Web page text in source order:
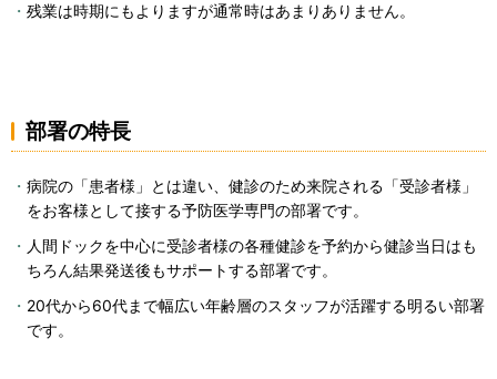
残業は時期にもよりますが通常時はあまりありません。
部署の特長
病院の「患者様」とは違い、健診のため来院される「受診者様」
をお客様として接する予防医学専門の部署です。
人間ドックを中心に受診者様の各種健診を予約から健診当日はも
ちろん結果発送後もサポートする部署です。
20代から60代まで幅広い年齢層のスタッフが活躍する明るい部署
です。